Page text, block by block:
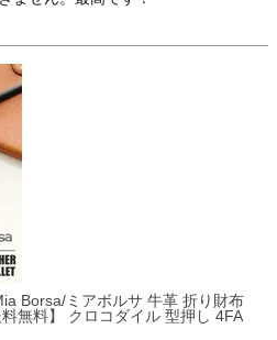
Borsa/ミアボルサ 牛革 折り財布
無料】 クロコダイル 型押し 4FA